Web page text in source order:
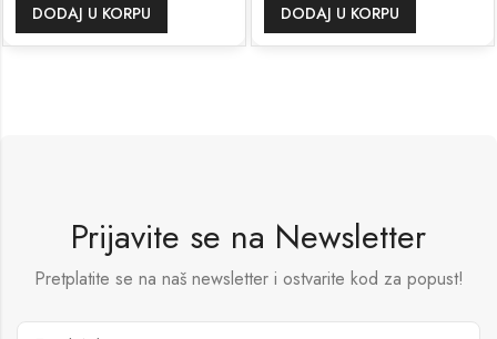
DODAJ U KORPU DODAJ U KORPU
Prijavite se na Newsletter
Pretplatite se na naš newsletter i ostvarite kod za popust!